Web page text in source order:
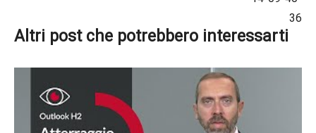
Altri post che potrebbero interessarti